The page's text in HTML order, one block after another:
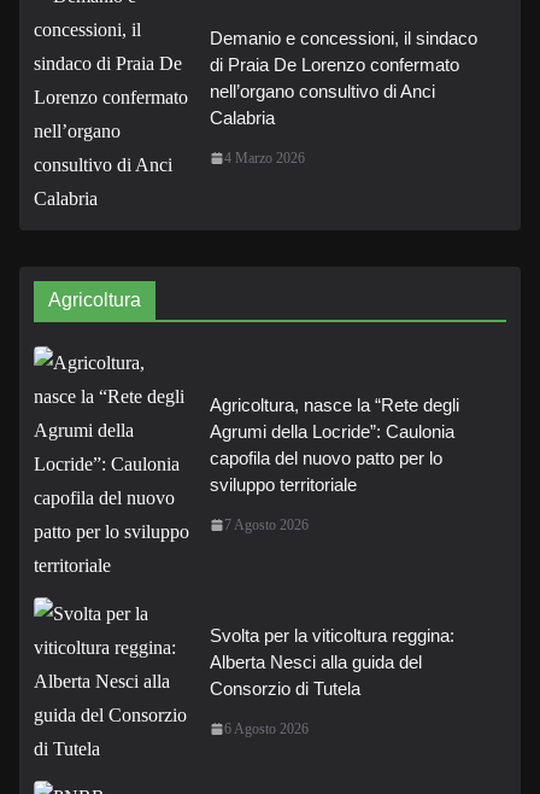
Demanio e concessioni, il sindaco
di Praia De Lorenzo confermato
nell’organo consultivo di Anci
Calabria
4 Marzo 2026
Agricoltura
Agricoltura, nasce la “Rete degli
Agrumi della Locride”: Caulonia
capofila del nuovo patto per lo
sviluppo territoriale
7 Agosto 2026
Svolta per la viticoltura reggina:
Alberta Nesci alla guida del
Consorzio di Tutela
6 Agosto 2026